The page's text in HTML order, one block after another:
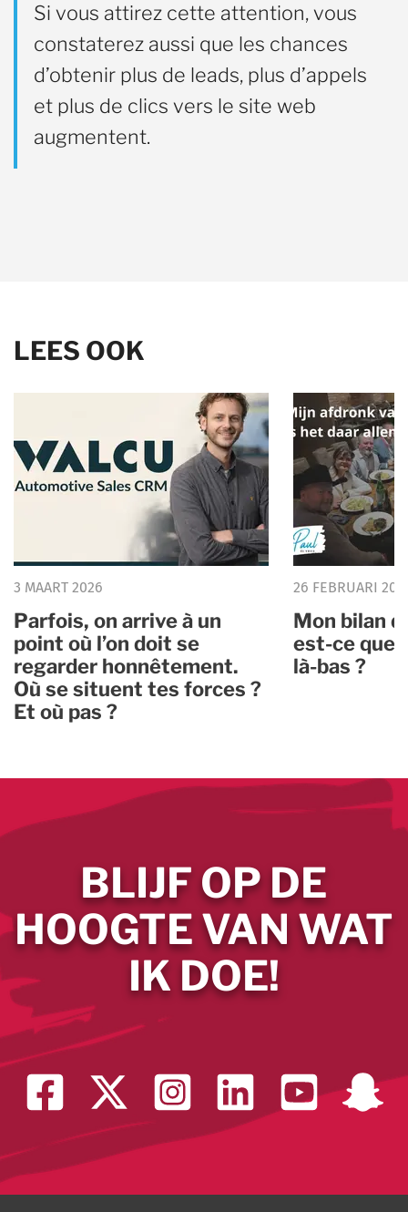
Si vous attirez cette attention, vous
constaterez aussi que les chances
d’obtenir plus de leads, plus d’appels
et plus de clics vers le site web
augmentent.
LEES OOK
3 MAART 2026
Parfois, on arrive à un
point où l’on doit se
regarder honnêtement.
Où se situent tes forces ?
Et où pas ?
26 FEBRUARI
Mon bilan
est-ce que
là-bas ?
BLIJF OP DE
HOOGTE VAN WAT
IK DOE!